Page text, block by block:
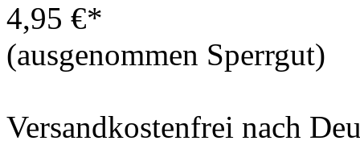
4,95 €*
(ausgenommen Sperrgut)
Versandkostenfrei nach